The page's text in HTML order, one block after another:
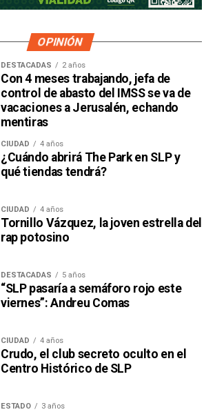
OPINIÓN
DESTACADAS 2 años
Con 4 meses trabajando, jefa de
control de abasto del IMSS se va de
vacaciones a Jerusalén, echando
mentiras
CIUDAD 4 años
¿Cuándo abrirá The Park en SLP y
qué tiendas tendrá?
CIUDAD 4 años
Tornillo Vázquez, la joven estrella del
rap potosino
DESTACADAS 5 años
“SLP pasaría a semáforo rojo este
viernes”: Andreu Comas
CIUDAD 4 años
Crudo, el club secreto oculto en el
Centro Histórico de SLP
ESTADO 3 años